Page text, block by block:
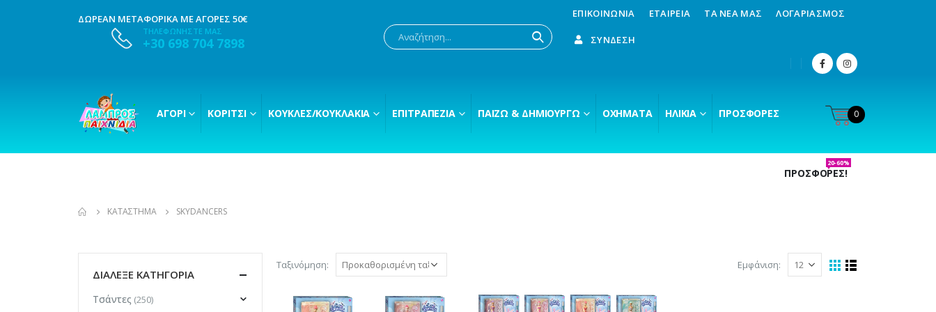
ΔΩΡΕΑΝ ΜΕΤΑΦΟΡΙΚΑ ΜΕ ΑΓΟΡΕΣ 50€
ΤΗΛΕΦΩΝΗΣΤΕ ΜΑΣ
+30 698 704 7898
ΕΠΙΚΟΙΝΩΝΊΑ ΕΤΑΙΡΕΊΑ ΤΑ ΝΈΑ ΜΑΣ ΛΟΓΑΡΙΑΣΜΌΣ
ΣΎΝΔΕΣΗ
ΑΓΌΡΙ ΚΟΡΊΤΣΙ ΚΟΎΚΛΕΣ/ΚΟΥΚΛΆΚΙΑ ΕΠΙΤΡΑΠΈΖΙΑ ΠΑΊΖΩ & ΔΗΜΙΟΥΡΓΏ ΟΧΉΜΑΤΑ ΗΛΙΚΊΑ ΠΡΟΣΦΟΡΈΣ 0
ΠΡΟΣΦΟΡΕΣ!
20-60%
ΚΑΤΆΣΤΗΜΑ SKYDANCERS
Ταξινόμηση: Εμφάνιση:
ΔΙΑΛΕΞΕ ΚΑΤΗΓΟΡΙΑ
Τσάντες (250)